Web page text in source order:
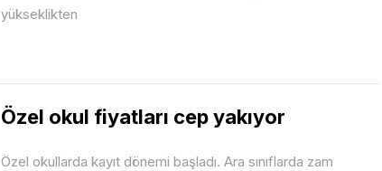
yükseklikten
Özel okul fiyatları cep yakıyor
Özel okullarda kayıt dönemi başladı. Ara sınıflarda zam